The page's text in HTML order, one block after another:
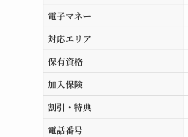
電子マネー
対応エリア
保有資格
加入保険
割引・特典
電話番号